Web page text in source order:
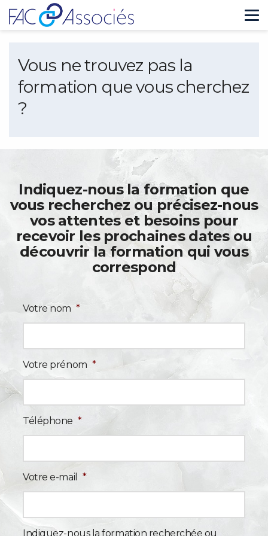
Vous ne trouvez pas la
formation que vous cherchez
?
Indiquez-nous la formation que
vous recherchez ou précisez-nous
vos attentes et besoins pour
recevoir les prochaines dates ou
découvrir la formation qui vous
correspond
Votre nom *
Votre prénom *
Téléphone *
Votre e-mail *
Indiquez-nous la formation recherchée ou